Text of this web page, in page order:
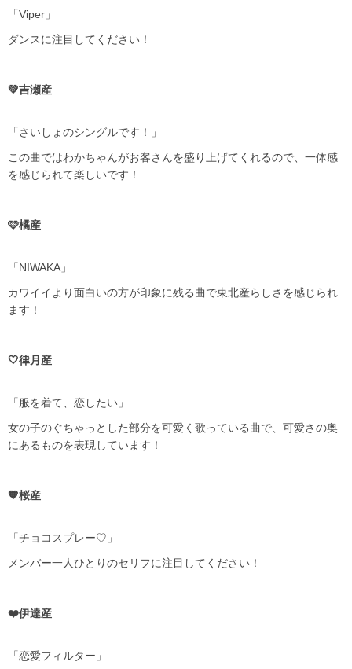
「Viper」
ダンスに注目してください！
💚吉瀬産
「さいしょのシングルです！」
この曲ではわかちゃんがお客さんを盛り上げてくれるので、一体感
を感じられて楽しいです！
🩷橘産
「NIWAKA」
カワイイより面白いの方が印象に残る曲で東北産らしさを感じられ
ます！
🤍律月産
「服を着て、恋したい」
女の子のぐちゃっとした部分を可愛く歌っている曲で、可愛さの奥
にあるものを表現しています！
🧡桜産
「チョコスプレー♡」
メンバー一人ひとりのセリフに注目してください！
❤️伊達産
「恋愛フィルター」